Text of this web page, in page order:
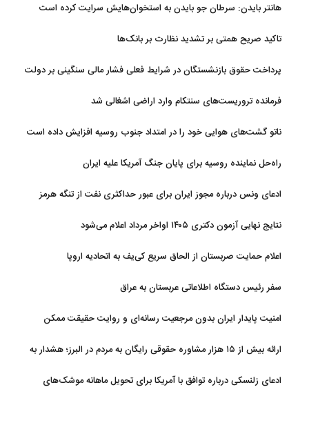
هانتر بایدن: سرطان جو بایدن به استخوان‌هایش سرایت کرده است
تاکید صریح همتی بر تشدید نظارت بر بانک‌ها
پرداخت حقوق بازنشستگان در شرایط فعلی فشار مالی سنگینی بر دولت
فرمانده تروریست‌های سنتکام وارد اراضی اشغالی شد
ناتو گشت‌های هوایی خود را در امتداد جنوب روسیه افزایش داده است
راه‌حل نماینده روسیه برای پایان جنگ آمریکا علیه ایران
ادعای ونس درباره مجوز ایران برای عبور حداکثری نفت از تنگه هرمز
نتایج نهایی آزمون دکتری ۱۴۰۵ اواخر مرداد اعلام می‌شود
اعلام حمایت صربستان از الحاق سریع کی‌یف به اتحادیه اروپا
سفر رئیس دستگاه اطلاعاتی عربستان به عراق
امنیت پایدار ایران بدون مرجعیت رسانه‌ای و روایت حقیقت ممکن
ارائه بیش از ۱۵ هزار مشاوره حقوقی رایگان به مردم در البرز؛ هشدار به
ادعای زلنسکی درباره توافق با آمریکا برای تحویل ماهانه موشک‌های